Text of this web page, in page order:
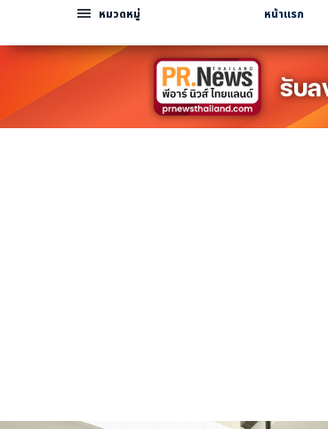
นักแสดง, นักร้อง, โมเดล
อินฟลูเอนเซอร์
หมวดหมู่ หน้าแรก